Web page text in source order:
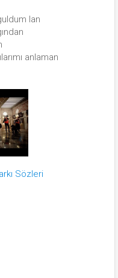
lan
anlaman
Sözleri